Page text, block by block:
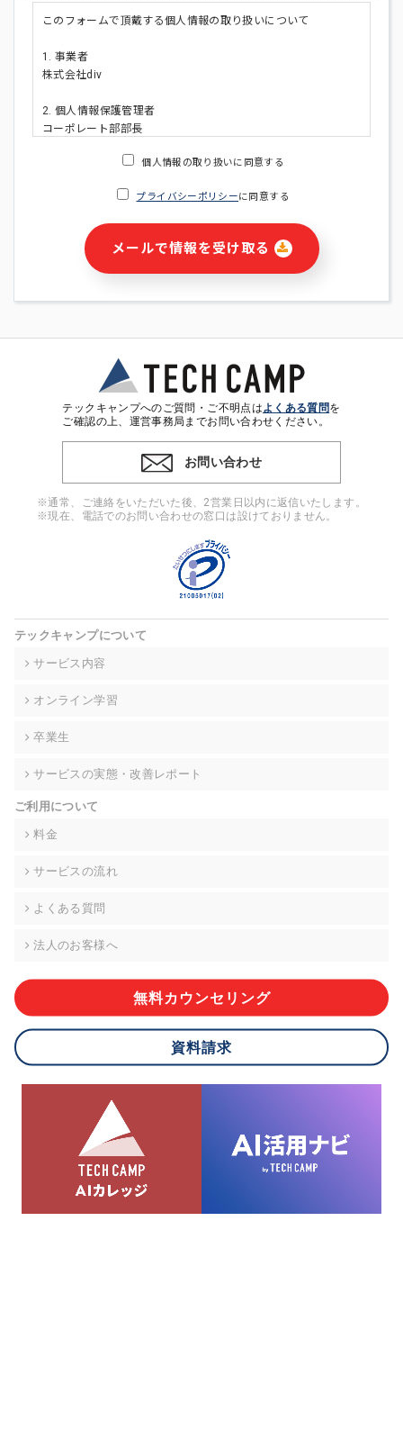
このフォームで頂戴する個人情報の取り扱いについて
1. 事業者
株式会社div
2. 個人情報保護管理者
コーポレート部部長
・ご請求された資料の送付のため
・本サービス及び本サービスに関連する情報(当社及び第三者の
サービス又は商品等の広告配信・宣伝を含みますが、それらに
・個人(法人の場合は担当者)を識別できない形式に加工した統
計情報の作成および利用
※上記の利用目的に基づいた本人への連絡及び配信について
4. 個人情報の第三者提供
ンをとるために、氏名等の一部の情報をサービス内で使用する
チャットツールで発信することにより、本サービスの他の利用
者等に提供することがあります。
当社は事業運営上、前項利用目的の範囲に限って個人情報を外
高い委託先を選定し、個人情報の適正管理・機密保持について
個人情報の開示等(利用目的の通知、開示、内容の訂正・追加・
て、下記の当社問合わせ窓口に申し出ることができます。その
的な期間内に対応いたします。ただし、申請が本人確認が不可
により、ご希望に添えない場合があります。 なお、アクセスロ
グなどの個人情報以外の情報については、原則として開示等は
株式会社div 個人情報問合せ窓口
メールアドレス:privacy_policy@di-v.co.jp
ご本人様が当社に個人情報を提供されるかどうかは任意による
応ができない場合があります。
8.cookieにより取得・分析した情報とその利用について
当社は第三者が運営するデータ・マネジメント・プラットフォ
ームからcookieにより収集されたウェブの閲覧機歴及びその分
析結果を取得し、これをお客様の個人データと結びつけた上
で、広告配信等の目的で利用いたします。
個人情報の取り扱いに同意する
プライバシーポリシーに同意する
メールで情報を受け取る
テックキャンプへのご質問・ご不明点はよくある質問を
ご確認の上、運営事務局までお問い合わせください。
お問い合わせ
※通常、ご連絡をいただいた後、2営業日以内に返信いたします。
※現在、電話でのお問い合わせの窓口は設けておりません。
テックキャンプについて
サービス内容
オンライン学習
卒業生
サービスの実態・改善レポート
ご利用について
料金
サービスの流れ
よくある質問
法人のお客様へ
無料カウンセリング
資料請求